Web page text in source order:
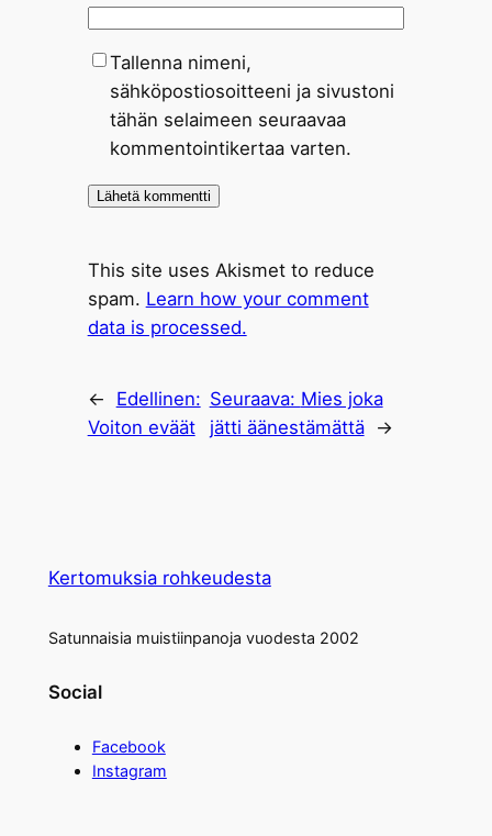
Tallenna nimeni,
sähköpostiosoitteeni ja sivustoni
tähän selaimeen seuraavaa
kommentointikertaa varten.
This site uses Akismet to reduce
spam. Learn how your comment
data is processed.
←
Edellinen:
Voiton eväät
Seuraava: Mies joka
jätti äänestämättä
→
Kertomuksia rohkeudesta
Satunnaisia muistiinpanoja vuodesta 2002
Social
Facebook
Instagram